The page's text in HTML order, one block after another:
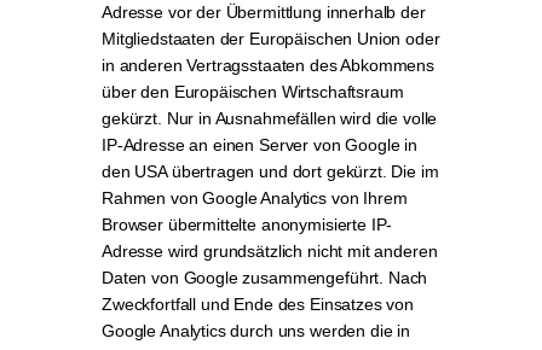
Adresse vor der Übermittlung innerhalb der
Mitgliedstaaten der Europäischen Union oder
in anderen Vertragsstaaten des Abkommens
über den Europäischen Wirtschaftsraum
gekürzt. Nur in Ausnahmefällen wird die volle
IP-Adresse an einen Server von Google in
den USA übertragen und dort gekürzt. Die im
Rahmen von Google Analytics von Ihrem
Browser übermittelte anonymisierte IP-
Adresse wird grundsätzlich nicht mit anderen
Daten von Google zusammengeführt. Nach
Zweckfortfall und Ende des Einsatzes von
Google Analytics durch uns werden die in